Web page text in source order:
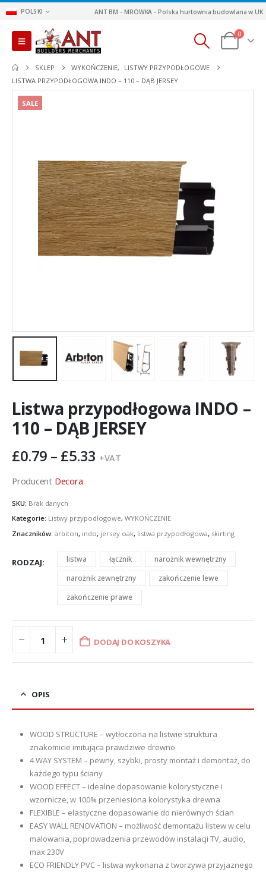
POLSKI ANT BM - MROWKA - Polska hurtownia budowlana w UK
0
SKLEP WYKOŃCZENIE,
LISTWY PRZYPODŁOGOWE
LISTWA PRZYPODŁOGOWA INDO – 110 – DĄB JERSEY
SALE
Listwa przypodłogowa INDO –
110 – DĄB JERSEY
£0.79 – £5.33 Zakres
do
£5.33
+VAT
Producent Decora
SKU: Brak danych
Kategorie: Listwy przypodłogowe, WYKOŃCZENIE
Znaczników: arbiton, indo, jersey oak, listwa przypodłogowa, skirting
RODZAJ listwa łącznik
narożnik wewnętrzny
narożnik zewnętrzny
zakończenie lewe
zakończenie prawe
DODAJ DO KOSZYKA
OPIS
WOOD STRUCTURE – wytłoczona na listwie struktura
znakomicie imitująca prawdziwe drewno
4 WAY SYSTEM – pewny, szybki, prosty montaż i demontaż, do
każdego typu ściany
WOOD EFFECT – idealne dopasowanie kolorystyczne i
wzornicze, w 100% przeniesiona kolorystyka drewna
FLEXIBLE – elastyczne dopasowanie do nierównych ścian
EASY WALL RENOVATION – możliwość demontażu listew w celu
malowania, poprowadzenia przewodów instalacji TV, audio,
max 230V
ECO FRIENDLY PVC – listwa wykonana z tworzywa przyjaznego